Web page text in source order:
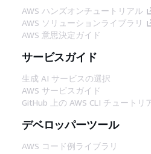
AWS ハンズオンチュートリアル
AWS ソリューションライブラリ
AWS 意思決定ガイド
サービスガイド
生成 AI サービスの選択
AWS サービスガイド
GitHub 上の AWS CLI チュートリ
デベロッパーツール
AWS コード例ライブラリ